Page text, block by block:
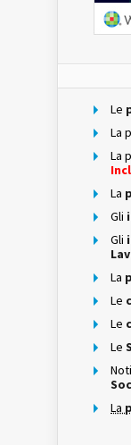
Le
La
La
La
Gli
Gli
La
Le
Le
Le
La